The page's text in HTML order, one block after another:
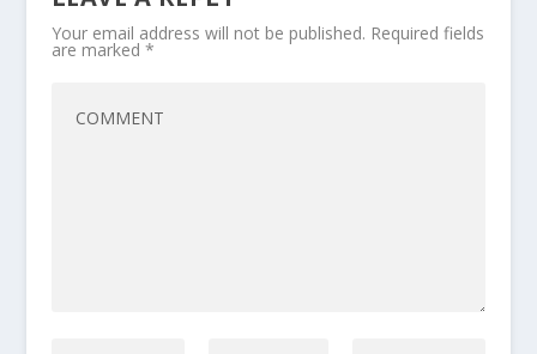
Your email address will not be published. Required fields
are marked *